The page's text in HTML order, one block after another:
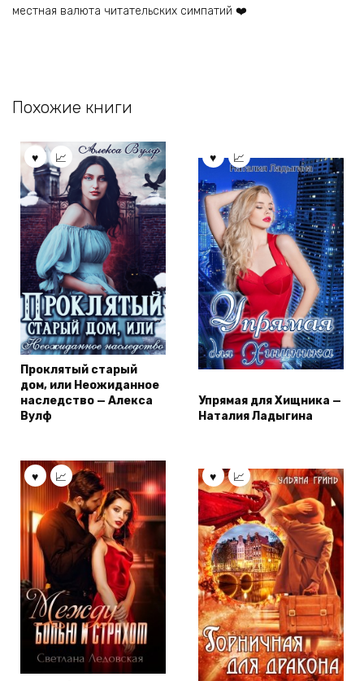
местная валюта читательских симпатий ❤️
Похожие книги
Проклятый старый
дом, или Неожиданное
наследство — Алекса
Вулф
Упрямая для Хищника —
Наталия Ладыгина